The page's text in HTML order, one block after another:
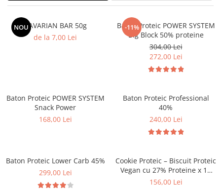
PRODUSE PENTRU SLĂBIT
ENERGIZANTE
PRODUSE PENTRU RECUPERARE
VITAMINE
NOUBAVARIAN BAR 50g
de la 7,00 Lei
-11%
Baton Proteic POWER SYSTEM
Big Block 50% proteine
304,00 Lei
272,00 Lei
Baton Proteic POWER SYSTEM
Snack Power
168,00 Lei
Baton Proteic Professional
40%
240,00 Lei
Baton Proteic Lower Carb 45%
299,00 Lei
Cookie Proteic – Biscuit Proteic
Vegan cu 27% Proteine x 12
buc | Power System
156,00 Lei